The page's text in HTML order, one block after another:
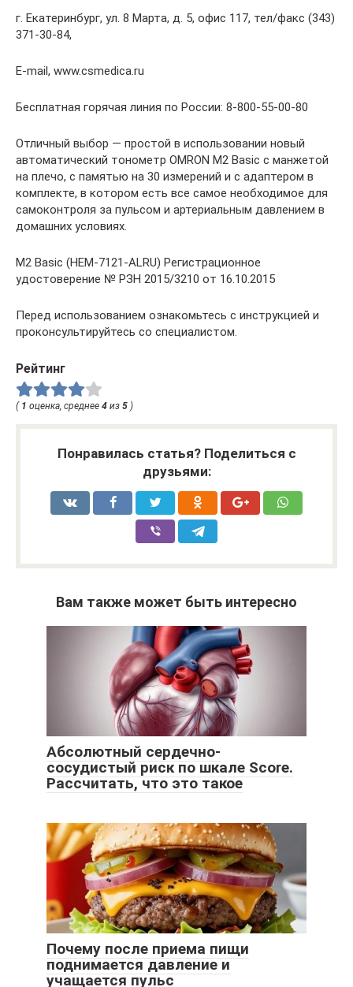
г. Екатеринбург, ул. 8 Марта, д. 5, офис 117, тел/факс (343)
371-30-84,
E-mail, www.csmedica.ru
Бесплатная горячая линия по России: 8-800-55-00-80
Отличный выбор — простой в использовании новый
автоматический тонометр OMRON M2 Basic с манжетой
на плечо, с памятью на 30 измерений и с адаптером в
комплекте, в котором есть все самое необходимое для
самоконтроля за пульсом и артериальным давлением в
домашних условиях.
M2 Basic (HEM-7121-ALRU) Регистрационное
удостоверение № РЗН 2015/3210 от 16.10.2015
Перед использованием ознакомьтесь с инструкцией и
проконсультируйтесь со специалистом.
Рейтинг
( 1 оценка, среднее 4 из 5 )
Понравилась статья? Поделиться с
друзьями:
Вам также может быть интересно
Абсолютный сердечно-
сосудистый риск по шкале Score.
Рассчитать, что это такое
Почему после приема пищи
поднимается давление и
учащается пульс